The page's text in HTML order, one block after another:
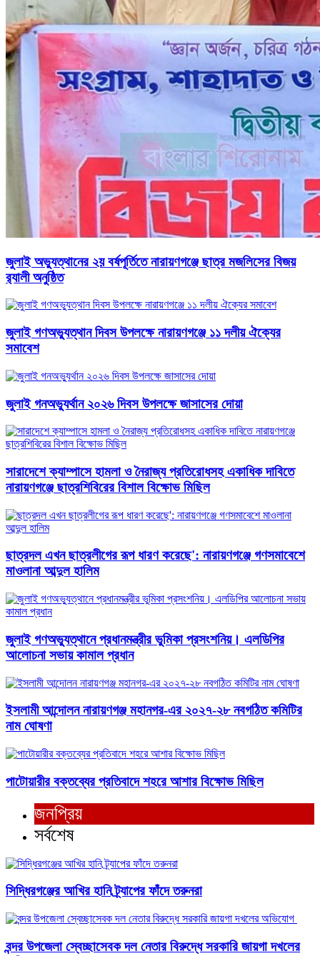
জুলাই অভ্যুত্থানের ২য় বর্ষপূর্তিতে নারায়ণগঞ্জে ছাত্র মজলিসের বিজয়
র‍্যালী অনুষ্ঠিত
জুলাই গণঅভ্যুত্থান দিবস উপলক্ষে নারায়ণগঞ্জে ১১ দলীয় ঐক্যের
সমাবেশ
জুলাই গনঅভ্যুর্থান ২০২৬ দিবস উপলক্ষে জাসাসের দোয়া
সারাদেশে ক্যাম্পাসে হামলা ও নৈরাজ্য প্রতিরোধসহ একাধিক দাবিতে
নারায়ণগঞ্জে ছাত্রশিবিরের বিশাল বিক্ষোভ মিছিল
ছাত্রদল এখন ছাত্রলীগের রূপ ধারণ করেছে': নারায়ণগঞ্জে গণসমাবেশে
মাওলানা আব্দুল হালিম
জুলাই গণঅভ্যুত্থানে প্রধানমন্ত্রীর ভুমিকা প্রসংশনিয়। এলডিপির
আলোচনা সভায় কামাল প্রধান
ইসলামী আন্দোলন নারায়ণগঞ্জ মহানগর-এর ২০২৭-২৮ নবগঠিত কমিটির
নাম ঘোষণা
পাটোয়ারীর বক্তব্যের প্রতিবাদে শহরে আশার বিক্ষোভ মিছিল
জনপ্রিয়
সর্বশেষ
সিদ্ধিরগঞ্জের আখির হানি ট্র্যাপের ফাঁদে তরুনরা
বন্দর উপজেলা স্বেচ্ছাসেবক দল নেতার বিরুদ্ধে সরকারি জায়গা দখলের